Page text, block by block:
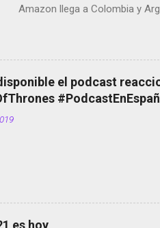
Amazon llega a Colombia y
copyright en Instagram
Scott saca a Kevin Spacey de
el smartphone en sus misas
de bicicletas de alquiler Stop
tumbado. Amazon Music:
el podcast
es hoy